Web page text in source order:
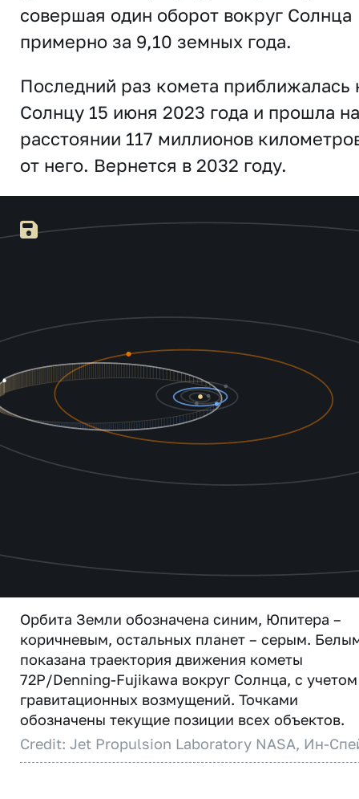
совершая один оборот вокруг Солнца
примерно за 9,10 земных года.
Последний раз комета приближалась
Солнцу 15 июня 2023 года и прошла на
расстоянии 117 миллионов
от него. Вернется в 2032 году.
Орбита Земли обозначена синим, Юпитера –
коричневым, остальных планет – серым.
показана траектория движения кометы
72P/Denning-Fujikawa вокруг Солнца, с учетом
гравитационных возмущений. Точками
обозначены текущие позиции всех объектов.
Credit: Jet Propulsion Laboratory NASA, Ин-